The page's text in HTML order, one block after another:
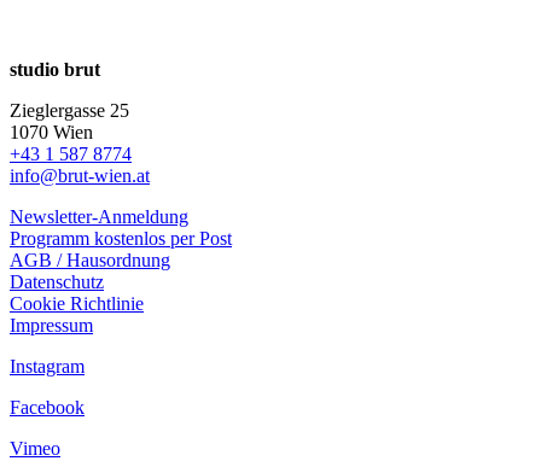
studio brut
Zieglergasse 25
1070 Wien
+43 1 587 8774
info@brut-wien.at
Newsletter-Anmeldung
Programm kostenlos per Post
AGB / Hausordnung
Datenschutz
Cookie Richtlinie
Impressum
Instagram
Facebook
Vimeo